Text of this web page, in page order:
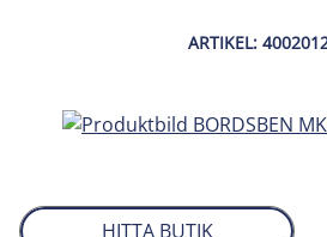
ARTIKEL:
HITTA BUTIK